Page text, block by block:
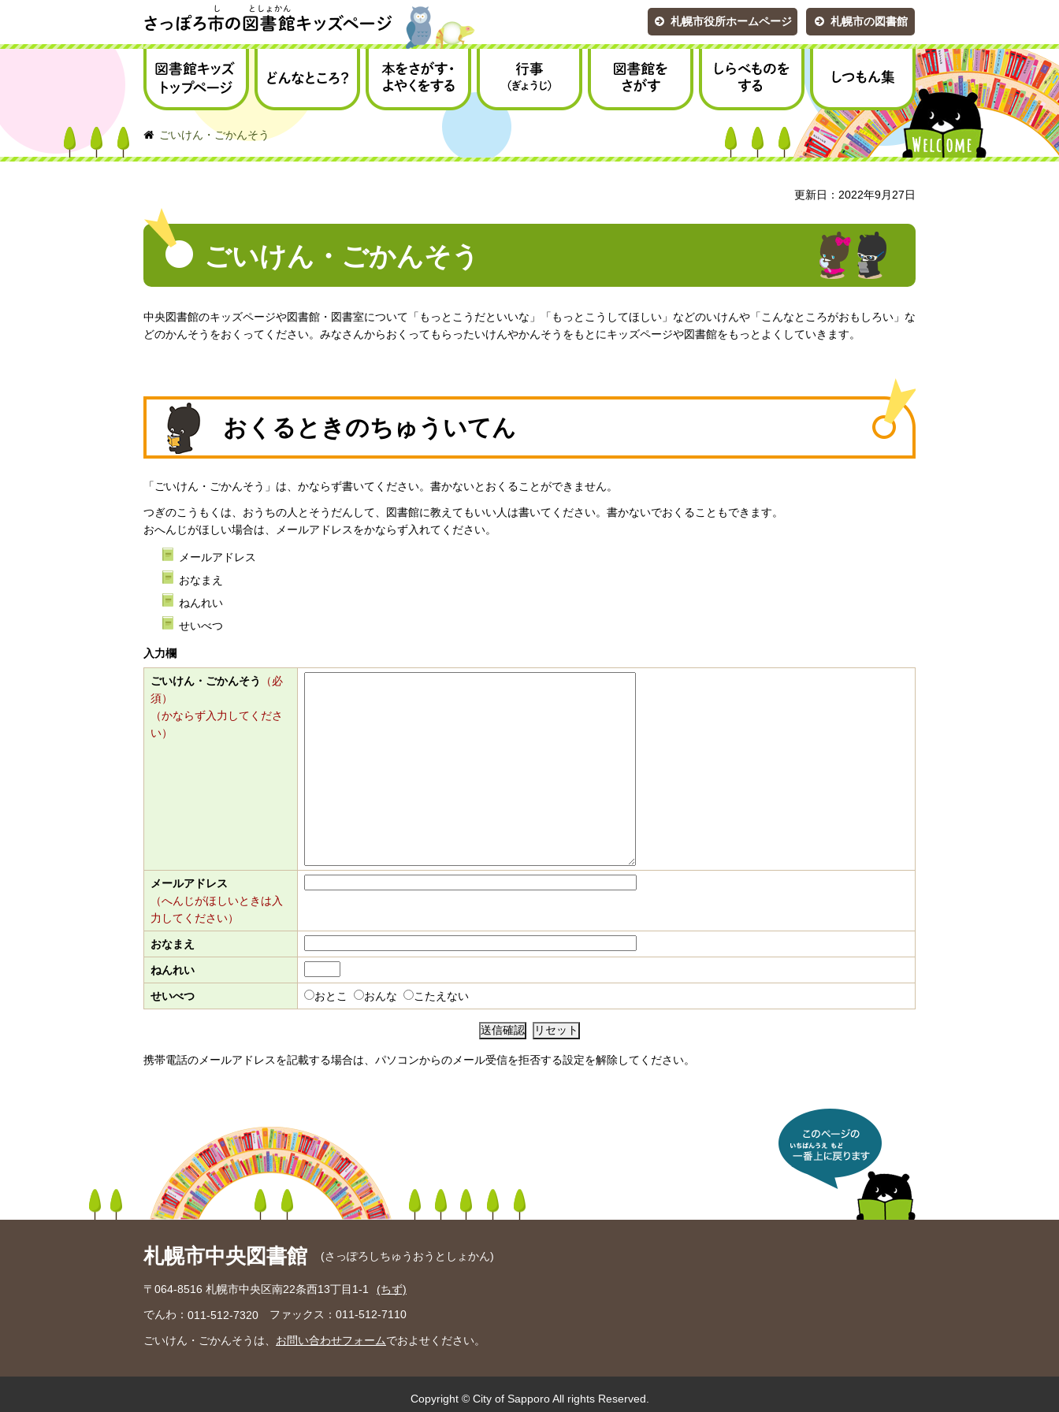
さっぽろ市の図書館キッズページ
札幌市役所ホームページ 札幌市の図書館
ページ
よやくをする
しつもん集
ごいけん・ごかんそう
更新日：2022年9月27日
ごいけん・ごかんそう
中央図書館のキッズページや図書館・図書室について「もっとこうだといいな」「もっとこうしてほしい」などのいけんや「こんなところがおもしろい」な
どのかんそうをおくってください。みなさんからおくってもらったいけんやかんそうをもとにキッズページや図書館をもっとよくしていきます。
おくるときのちゅういてん
「ごいけん・ごかんそう」は、かならず書いてください。書かないとおくることができません。
つぎのこうもくは、おうちの人とそうだんして、図書館に教えてもいい人は書いてください。書かないでおくることもできます。
おへんじがほしい場合は、メールアドレスをかならず入れてください。
メールアドレス
おなまえ
ねんれい
せいべつ
入力欄
ごいけん・ごかんそう
（必
須）
（かならず入力してくださ
い）
メールアドレス
（へんじがほしいときは入
力してください）
おなまえ
ねんれい
せいべつ おとこ おんな こたえない
携帯電話のメールアドレスを記載する場合は、パソコンからのメール受信を拒否する設定を解除してください。
このページの 一番上に戻り
ます
札幌市中央図書館 (さっぽろしちゅうおうとしょかん)
〒064-8516 札幌市中央区南22条西13丁目1-1
(ちず)
でんわ： 011-512-7320 ファックス：011-512-7110
ごいけん・ごかんそうは、 お問い合わせフォームでおよせください。
Copyright © City of Sapporo All rights Reserved.